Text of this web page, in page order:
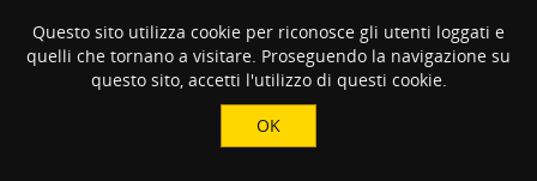
Questo sito utilizza cookie per riconosce gli utenti loggati e
quelli che tornano a visitare. Proseguendo la navigazione su
questo sito, accetti l'utilizzo di questi cookie.
OK